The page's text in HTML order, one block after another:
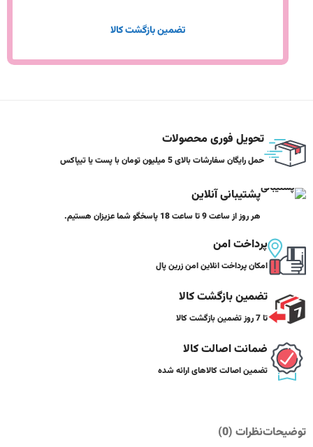
تضمین بازگشت کالا
تحویل فوری محصولات
حمل رایگان سفارشات بالای 5 میلیون تومان با پست یا تیپاکس
پشتیبانی آنلاین
هر روز از ساعت 9 تا ساعت 18 پاسخگو شما عزیزان هستیم.
پرداخت امن
امکان پرداخت انلاین امن زرین پال
تضمین بازگشت کالا
تا 7 روز تضمین بازگشت کالا
ضمانت اصالت کالا
تضمین اصالت کالاهای ارائه شده
توضیحاتنظرات (0)